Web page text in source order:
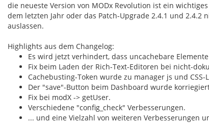
die neueste Version von MODx Revolution ist ein
dem letzten Jahr oder das Patch-Upgrade 2.4.1 und
auslassen.
Highlights aus dem Changelog:
Es wird jetzt verhindert, dass uncachebare Elemente
Fix beim Laden der Rich-Text-Editoren bei nicht-d
Cachebusting-Token wurde zu manager js und CSS-
Der "save"-Button beim Dashboard wurde
Fix bei modX -> getUser.
Verschiedene "config_check" Verbesserungen.
... und eine Vielzahl von weiteren Verbesserungen